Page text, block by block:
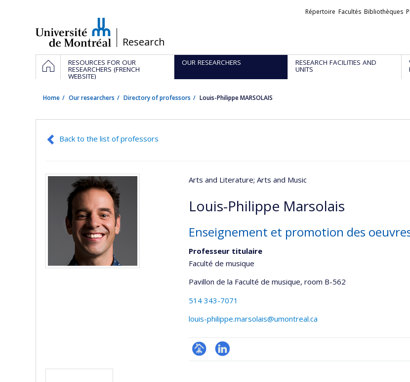
/Research
Liens
Répertoire Facultés Bibliothèques
Navigation
principale
HOMERESOURCES FOR OUR
RESEARCHERS (FRENCH
WEBSITE)
OUR RESEARCHERS RESEARCH FACILITIES AND
UNITS
Home Our researchers Directory of professors Louis-Philippe MARSOLAIS
Back to the list of professors
Arts and Literature; Arts and Music
Louis-Philippe Marsolais
Enseignement et promotion des
Professeur titulaire
Faculté de musique
Pavillon de la Faculté de musique, room B-562
514 343-7071
louis-philippe.marsolais@umontreal.ca
Page LinkedIn
Media